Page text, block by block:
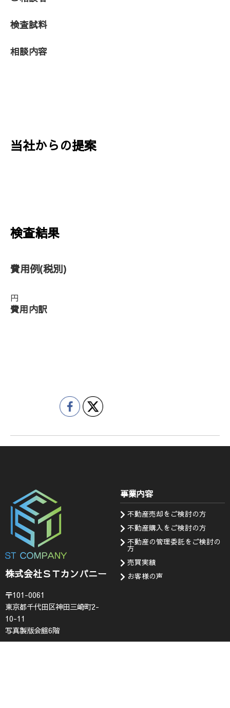
検査試料
相談内容
当社からの提案
検査結果
費用例(税別)
円
費用内訳
株式会社ＳＴカンパニー
〒101-0061
東京都千代田区神田三崎町2-
10-11
写真製版会館6階
事業内容
不動産売却をご検討の方
不動産購入をご検討の方
不動産の管理委託をご検討の
方
売買実績
お客様の声